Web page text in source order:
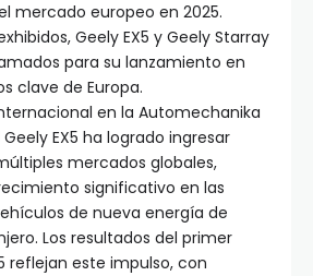
mercado europeo en 2025.
Geely EX5 y Geely Starray
para su lanzamiento en
clave de Europa.
en la Automechanika
EX5 ha logrado ingresar
mercados globales,
significativo en las
de nueva energía de
Los resultados del primer
reflejan este impulso, con